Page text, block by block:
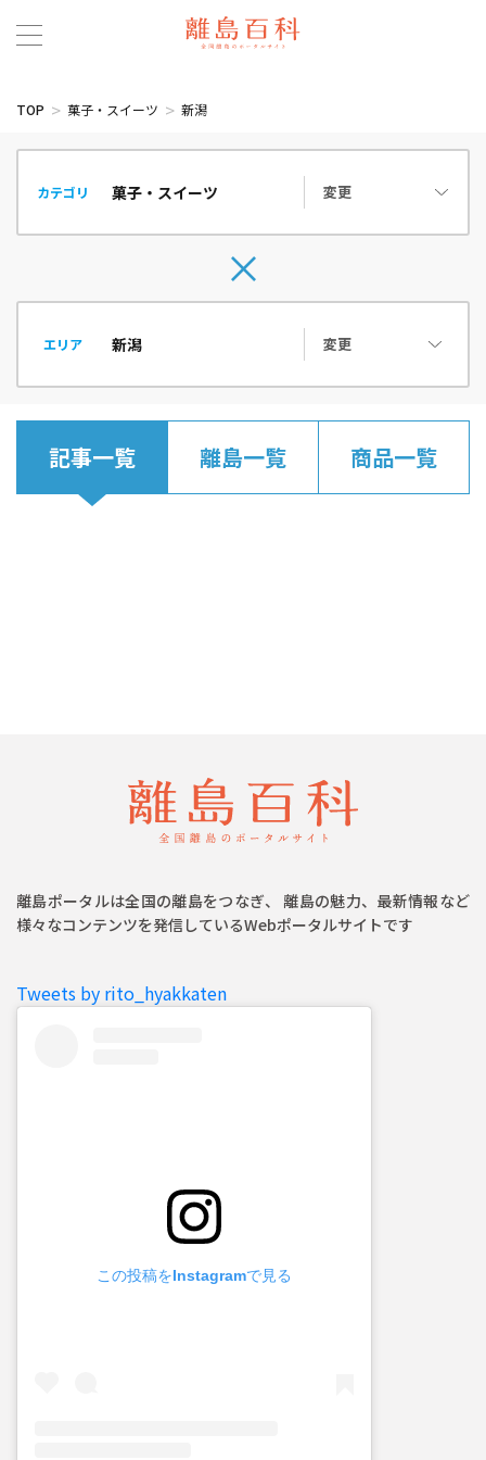
TOP 菓子・スイーツ 新潟
カテゴリ 変更
エリア 変更
記事一覧 離島一覧 商品一覧
離島ポータルは全国の離島をつなぎ、 離島の魅力、最新情報など
様々なコンテンツを発信しているWebポータルサイトです
Tweets by rito_hyakkaten
この投稿をInstagramで見る